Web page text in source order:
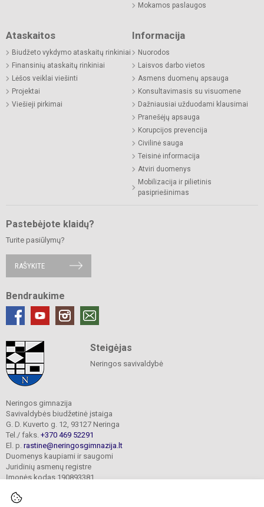
Mokamos paslaugos
Ataskaitos
Biudžeto vykdymo ataskaitų rinkiniai
Finansinių ataskaitų rinkiniai
Lėšos veiklai viešinti
Projektai
Viešieji pirkimai
Informacija
Nuorodos
Laisvos darbo vietos
Asmens duomenų apsauga
Konsultavimasis su visuomene
Dažniausiai užduodami klausimai
Pranešėjų apsauga
Korupcijos prevencija
Civilinė sauga
Teisinė informacija
Atviri duomenys
Mobilizacija ir pilietinis
pasipriešinimas
Pastebėjote klaidų?
Turite pasiūlymų?
RAŠYKITE
Bendraukime
Steigėjas
Neringos savivaldybė
Neringos gimnazija
Savivaldybės biudžetinė įstaiga
G. D. Kuverto g. 12, 93127 Neringa
Tel./ faks. +370 469 52291
El. p. rastine@neringosgimnazija.lt
Duomenys kaupiami ir saugomi
Juridinių asmenų registre
Įmonės kodas 190893381